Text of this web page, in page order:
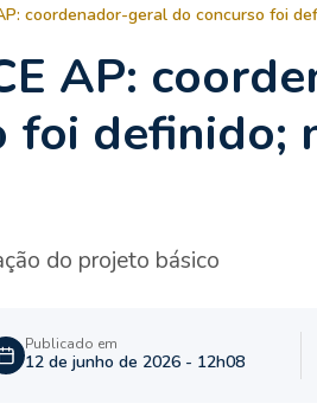
coordenador-geral do concurso foi
AP:
foi definido;
do projeto básico
Publicado em
12 de junho de 2026 - 12h08